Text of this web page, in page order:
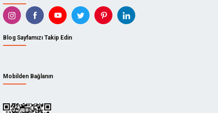
Blog Sayfamızı Takip Edin
Mobilden Bağlanın